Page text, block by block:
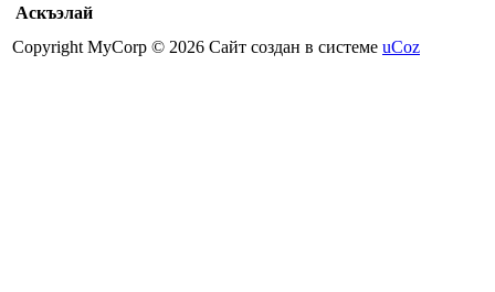
Аскъэлай
Copyright MyCorp © 2026 Сайт создан в системе uCoz